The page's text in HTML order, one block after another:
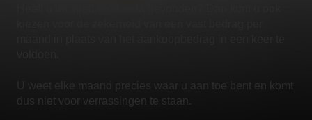
U weet elke maand precies waar u aan toe bent en komt
dus niet voor verrassingen te staan.